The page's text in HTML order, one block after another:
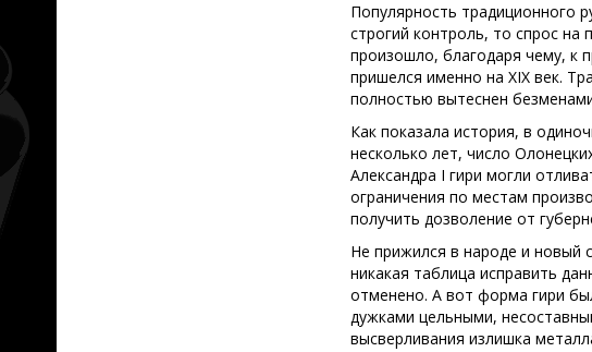
Популярность традиционного
строгий контроль, то спрос на
произошло, благодаря чему, к
пришелся именно на ХIX век.
полностью вытеснен
Как показала история, в
несколько лет, число
Александра I гири могли
ограничения по местам
получить дозволение от
Не прижился в народе и новый
никакая таблица исправить
отменено. А вот форма гири
дужками цельными,
высверливания излишка